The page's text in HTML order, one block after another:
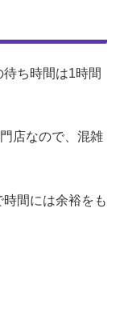
ち時間は1時間
店なので、混雑
間には余裕をも